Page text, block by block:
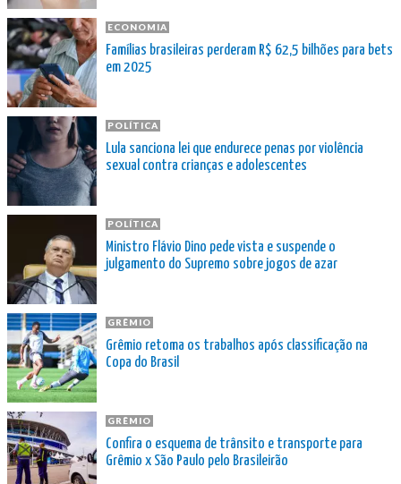
ECONOMIA
Famílias brasileiras perderam R$ 62,5 bilhões para bets
em 2025
POLÍTICA
Lula sanciona lei que endurece penas por violência
sexual contra crianças e adolescentes
POLÍTICA
Ministro Flávio Dino pede vista e suspende o
julgamento do Supremo sobre jogos de azar
GRÊMIO
Grêmio retoma os trabalhos após classificação na
Copa do Brasil
GRÊMIO
Confira o esquema de trânsito e transporte para
Grêmio x São Paulo pelo Brasileirão